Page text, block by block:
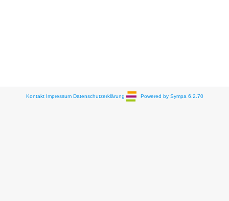
Kontakt Impressum Datenschutzerklärung Powered by Sympa 6.2.70